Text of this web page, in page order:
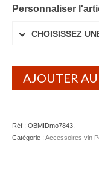
Porte-
Serviette
Stylo
Voiture
Gourde
Personnaliser
CHOISISSEZ
AJOUTER
Réf : OBMIDmo7843
Catégorie : Accessoires vin